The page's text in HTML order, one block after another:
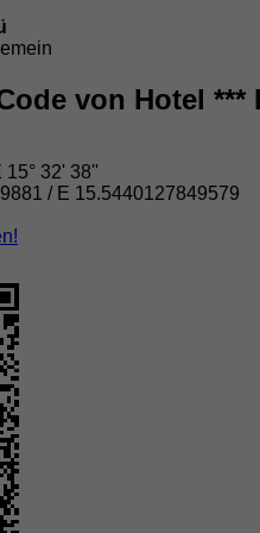
von Hotel ***
15° 32' 38''
/ E 15.5440127849579